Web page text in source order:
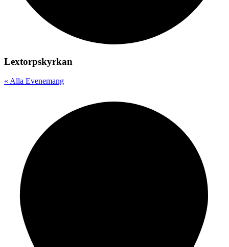
Lextorpskyrkan
« Alla Evenemang